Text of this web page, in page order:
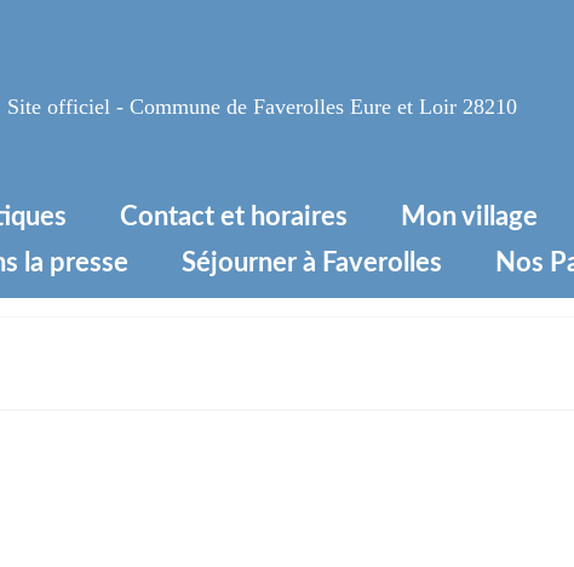
Site officiel - Commune de Faverolles Eure et Loir 28210
Contact et horaires Mon village
la presse
Séjourner à Faverolles Nos